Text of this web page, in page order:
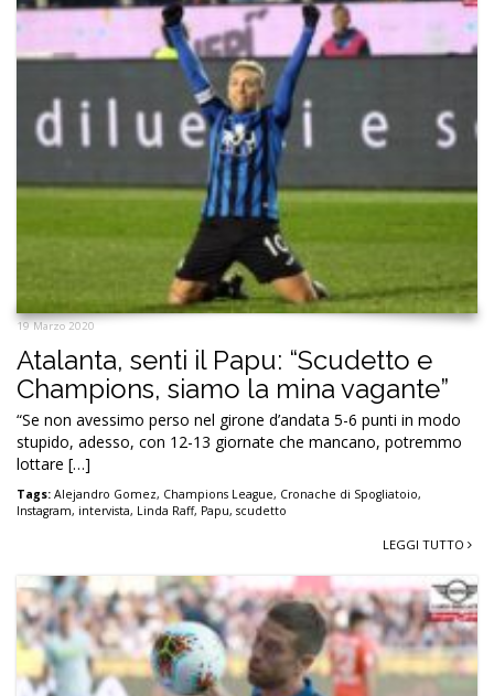
19 Marzo 2020
Atalanta, senti il Papu: “Scudetto e
Champions, siamo la mina vagante”
“Se non avessimo perso nel girone d’andata 5-6 punti in modo
stupido, adesso, con 12-13 giornate che mancano, potremmo
lottare […]
Tags: Alejandro Gomez, Champions League, Cronache di Spogliatoio,
Instagram, intervista, Linda Raff, Papu, scudetto
LEGGI TUTTO